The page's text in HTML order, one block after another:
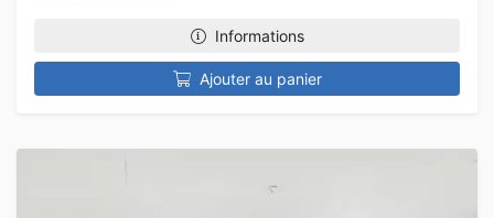
Informations
Ajouter au panier